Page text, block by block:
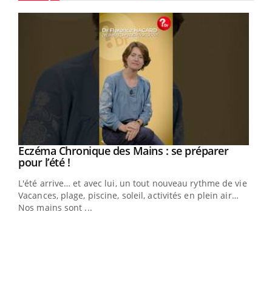
Youtube
Eczéma Chronique des Mains : se préparer
pour l’été !Youtube
L'été arrive… et avec lui, un tout nouveau rythme de vie !
Vacances, plage, piscine, soleil, activités en plein air…
Nos mains sont ...